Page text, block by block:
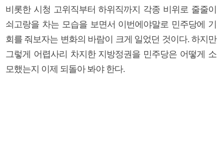
비롯한 시청 고위직부터 하위직까지 각종 비위로 줄줄이
쇠고랑을 차는 모습을 보면서 이번에야말로 민주당에 기
회를 줘보자는 변화의 바람이 크게 일었던 것이다. 하지만
그렇게 어렵사리 차지한 지방정권을 민주당은 어떻게 소
모했는지 이제 되돌아 봐야 한다.